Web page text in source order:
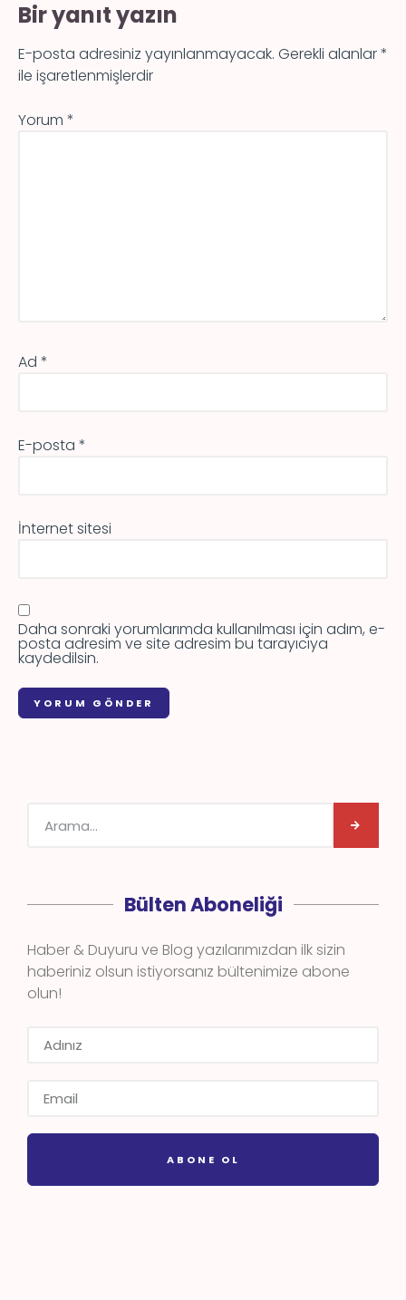
Bir yanıt yazın
E-posta adresiniz yayınlanmayacak. Gerekli alanlar*
ile işaretlenmişlerdir
Yorum *
Ad *
E-posta *
İnternet sitesi
Daha sonraki yorumlarımda kullanılması için adım, e-
posta adresim ve site adresim bu tarayıcıya
kaydedilsin.
Bülten Aboneliği
Haber & Duyuru ve Blog yazılarımızdan ilk sizin
haberiniz olsun istiyorsanız bültenimize abone
olun!
ABONE OL